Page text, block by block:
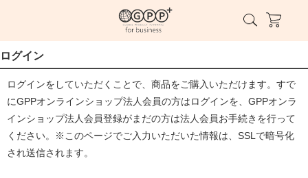
ログイン
ログインをしていただくことで、商品をご購入いただけます。すで
にGPPオンラインショップ法人会員の方はログインを、GPPオンラ
インショップ法人会員登録がまだの方は法人会員お手続きを行って
ください。※このページでご入力いただいた情報は、SSLで暗号化
され送信されます。